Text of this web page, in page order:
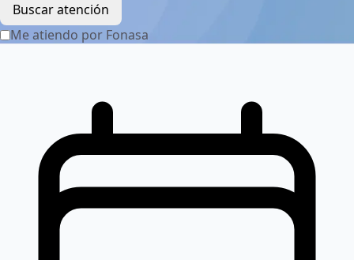
Buscar atención
Me atiendo por Fonasa